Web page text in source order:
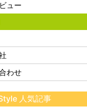
ュー
わせ
人気記事